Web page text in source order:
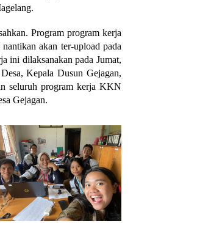
Program program kerja
akan ter-upload pada
ini dilaksanakan pada Jumat,
Kepala Dusun Gejagan,
seluruh program kerja KKN
Gejagan.